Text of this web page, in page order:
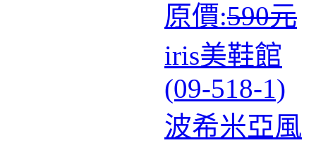
原價:590元
iris美鞋館
(09-518-1)
波希米亞風